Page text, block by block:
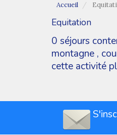
Accueil
Equitation
0 séjours
montagne ,
cette activité